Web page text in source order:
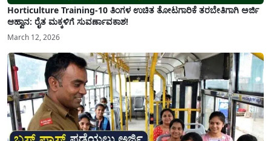
Horticulture Training-10 ತಿಂಗಳ ಉಚಿತ ತೋಟಗಾರಿಕೆ ತರಬೇತಿಗಾಗಿ ಅರ್ಜಿ
ಆಹ್ವಾನ: ರೈತ ಮಕ್ಕಳಿಗೆ ಸುವರ್ಣಾವಕಾಶ!
March 12, 2026